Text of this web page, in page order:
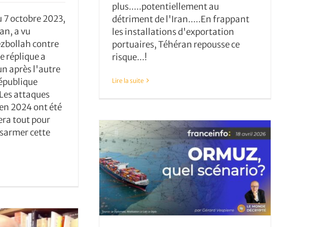
plus.....potentiellement au
détriment de l'Iran.....En frappant
les installations d'exportation
portuaires, Téhéran repousse ce
risque...!
Lire la suite
octobre 2023,
a vu
contre
réplique a
après l'autre
attaques
2024 ont été
tout pour
cette